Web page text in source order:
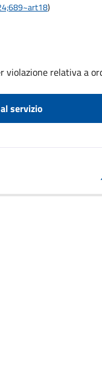
)
violazione relativa a
servizio